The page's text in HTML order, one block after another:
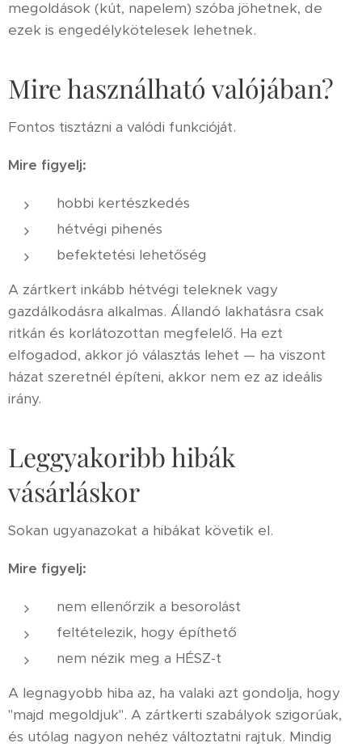
megoldások (kút, napelem) szóba jöhetnek, de
ezek is engedélykötelesek lehetnek.
Mire használható valójában?
Fontos tisztázni a valódi funkcióját.
Mire figyelj:
hobbi kertészkedés
hétvégi pihenés
befektetési lehetőség
A zártkert inkább hétvégi teleknek vagy
gazdálkodásra alkalmas. Állandó lakhatásra csak
ritkán és korlátozottan megfelelő. Ha ezt
elfogadod, akkor jó választás lehet — ha viszont
házat szeretnél építeni, akkor nem ez az ideális
irány.
Leggyakoribb hibák
vásárláskor
Sokan ugyanazokat a hibákat követik el.
Mire figyelj:
nem ellenőrzik a besorolást
feltételezik, hogy építhető
nem nézik meg a HÉSZ-t
A legnagyobb hiba az, ha valaki azt gondolja, hogy
"majd megoldjuk". A zártkerti szabályok szigorúak,
és utólag nagyon nehéz változtatni rajtuk. Mindig